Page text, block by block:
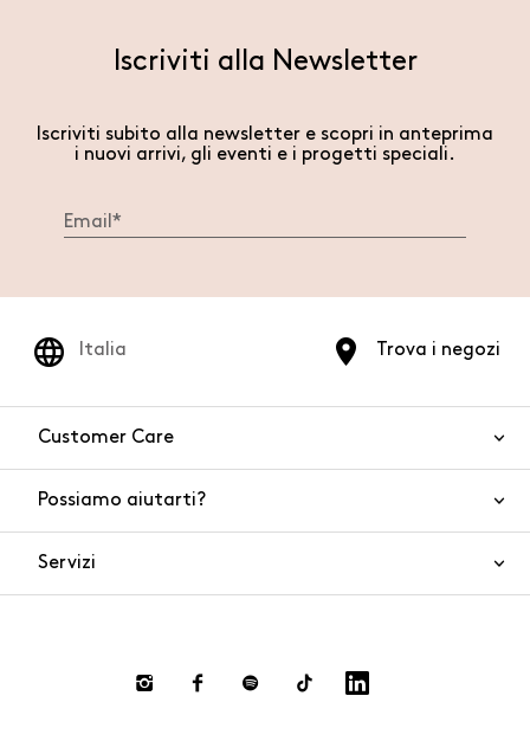
Iscriviti alla Newsletter
Iscriviti subito alla newsletter e scopri in anteprima
i nuovi arrivi, gli eventi e i progetti speciali.
Trova i negozi
Italia
Customer Care
Sicurezza del prodotto
Possiamo aiutarti?
Pagamenti
Servizi
Click and collect